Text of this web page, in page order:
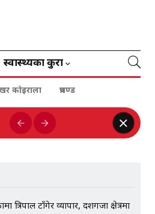
स्वास्थ्यका कुरा
कोइराला प्रचण्ड
त्रिपाल टाँगेर व्यापार, दशगजा क्षेत्रमा